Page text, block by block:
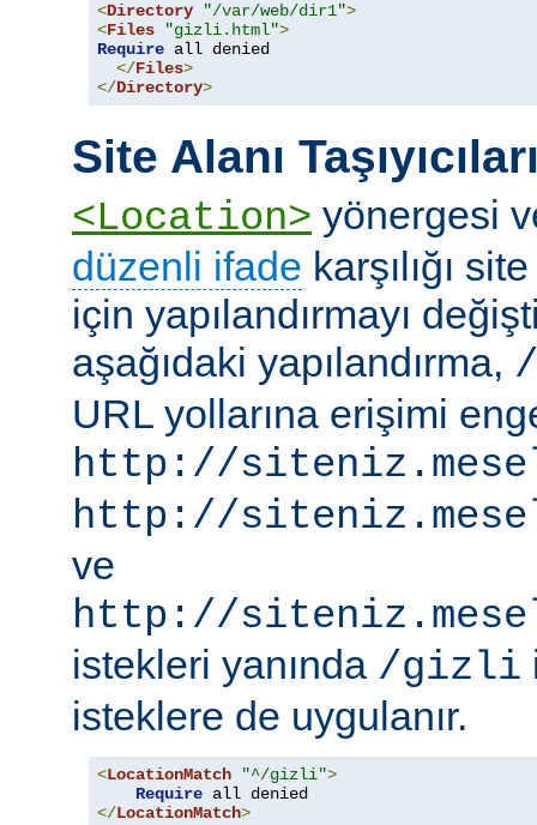
<Directory "/var/web/dir1">
<Files "gizli.html">
Require all denied
</Files>
</Directory>
Site Alanı
<Location> yönergesi
düzenli ifade karşılığı
için yapılandırmayı
aşağıdaki yapılandırma,
URL yollarına erişimi
http://
http://
ve
http://
istekleri yanında /gizli
isteklere de uygulanır.
<LocationMatch "^/gizli">
Require
</LocationMatch>